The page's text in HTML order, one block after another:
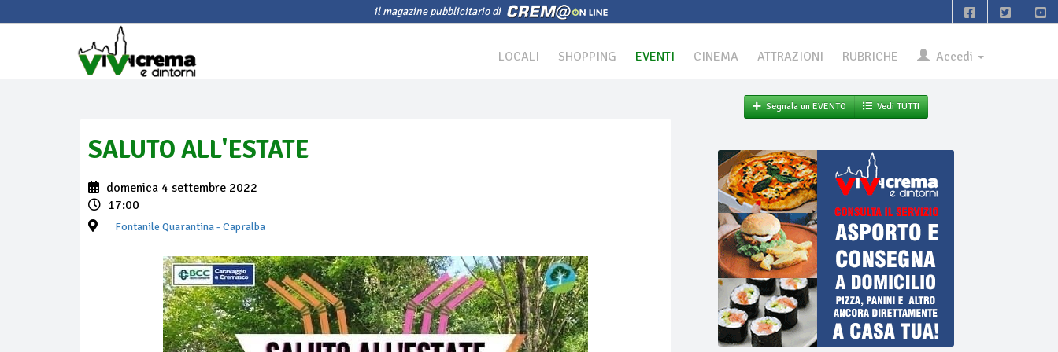
il magazine pubblicitario di
LOCALI SHOPPING EVENTI CINEMA ATTRAZIONI RUBRICHE Accedi
SALUTO ALL'ESTATE
domenica 4 settembre 2022
17:00
Fontanile Quarantina- Capralba
Segnala un EVENTO Vedi TUTTI